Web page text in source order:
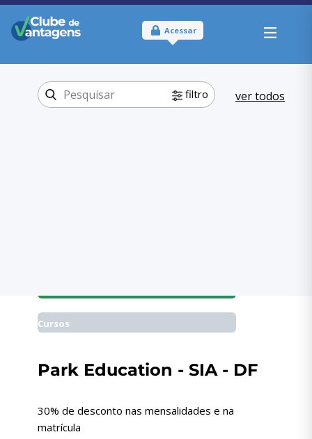
Acessar
filtro ver todos
Cursos
Park Education - SIA - DF
30% de desconto nas mensalidades e na
matrícula